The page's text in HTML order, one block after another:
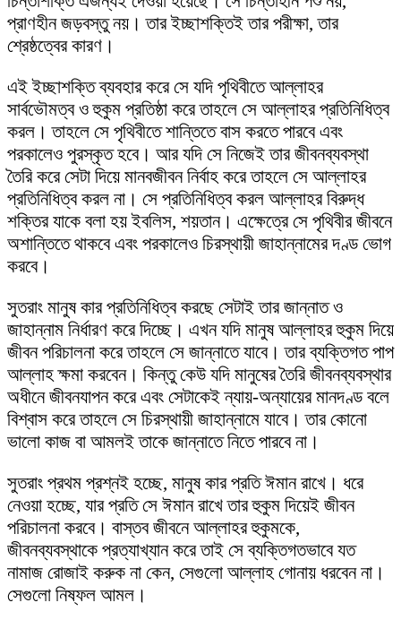
প্রাণহীন জড়বস্তু নয়। তার ইচ্ছাশক্তিই তার পরীক্ষা, তার
শ্রেষ্ঠত্বের কারণ।
এই ইচ্ছাশক্তি ব্যবহার করে সে যদি পৃথিবীতে আল্লাহর
সার্বভৌমত্ব ও হুকুম প্রতিষ্ঠা করে তাহলে সে আল্লাহর প্রতিনিধিত্ব
করল। তাহলে সে পৃথিবীতে শান্তিতে বাস করতে পারবে এবং
পরকালেও পুরস্কৃত হবে। আর যদি সে নিজেই তার জীবনব্যবস্থা
তৈরি করে সেটা দিয়ে মানবজীবন নির্বাহ করে তাহলে সে আল্লাহর
প্রতিনিধিত্ব করল না। সে প্রতিনিধিত্ব করল আল্লাহর বিরুদ্ধ
শক্তির যাকে বলা হয় ইবলিস, শয়তান। এক্ষেত্রে সে পৃথিবীর জীবনে
অশান্তিতে থাকবে এবং পরকালেও চিরস্থায়ী জাহান্নামের দণ্ড ভোগ
করবে।
সুতরাং মানুষ কার প্রতিনিধিত্ব করছে সেটাই তার জান্নাত ও
জাহান্নাম নির্ধারণ করে দিচ্ছে। এখন যদি মানুষ আল্লাহর হুকুম দিয়ে
জীবন পরিচালনা করে তাহলে সে জান্নাতে যাবে। তার ব্যক্তিগত পাপ
আল্লাহ ক্ষমা করবেন। কিন্তু কেউ যদি মানুষের তৈরি জীবনব্যবস্থার
অধীনে জীবনযাপন করে এবং সেটাকেই ন্যায়-অন্যায়ের মানদণ্ড বলে
বিশ্বাস করে তাহলে সে চিরস্থায়ী জাহান্নামে যাবে। তার কোনো
ভালো কাজ বা আমলই তাকে জান্নাতে নিতে পারবে না।
সুতরাং প্রথম প্রশ্নই হচ্ছে, মানুষ কার প্রতি ঈমান রাখে। ধরে
নেওয়া হচ্ছে, যার প্রতি সে ঈমান রাখে তার হুকুম দিয়েই জীবন
পরিচালনা করবে। বাস্তব জীবনে আল্লাহর হুকুমকে,
জীবনব্যবস্থাকে প্রত্যাখ্যান করে তাই সে ব্যক্তিগতভাবে যত
নামাজ রোজাই করুক না কেন, সেগুলো আল্লাহ গোনায় ধরবেন না।
সেগুলো নিষ্ফল আমল।